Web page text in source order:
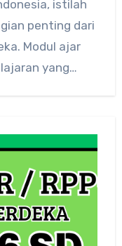
istilah
penting dari
Modul ajar
yang